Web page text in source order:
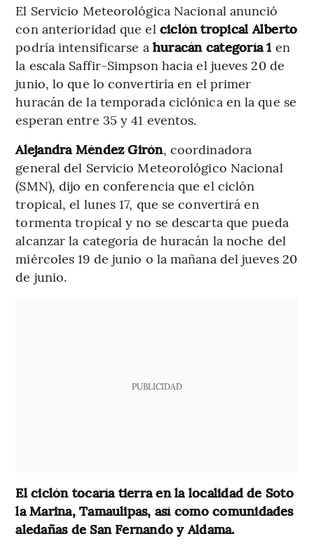
El Servicio Meteorológica Nacional anunció
con anterioridad que el ciclón tropical Alberto
podría intensificarse a huracán categoría 1 en
la escala Saffir-Simpson hacia el jueves 20 de
junio, lo que lo convertiría en el primer
huracán de la temporada ciclónica en la que se
esperan entre 35 y 41 eventos.
Alejandra Méndez Girón, coordinadora
general del Servicio Meteorológico Nacional
(SMN), dijo en conferencia que el ciclón
tropical, el lunes 17, que se convertirá en
tormenta tropical y no se descarta que pueda
alcanzar la categoría de huracán la noche del
miércoles 19 de junio o la mañana del jueves 20
de junio.
PUBLICIDAD
El ciclón tocaría tierra en la localidad de Soto
la Marina, Tamaulipas, así como comunidades
aledañas de San Fernando y Aldama.